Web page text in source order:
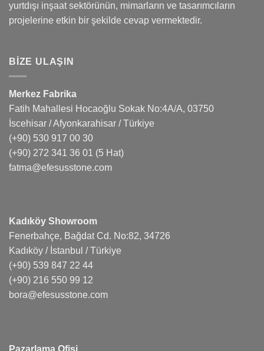
yurtdışı inşaat sektörünün, mimarların ve tasarımcıların
projelerine etkin bir şekilde cevap vermektedir.
BIZE ULAŞIN
Merkez Fabrika
Fatih Mahallesi Hocaoğlu Sokak No:4A/A, 03750
İscehisar / Afyonkarahisar / Türkiye
(+90) 530 917 00 30
(+90) 272 341 36 01 (5 Hat)
fatma@efesusstone.com
Kadıköy Showroom
Fenerbahçe, Bağdat Cd. No:82, 34726
Kadıköy / İstanbul / Türkiye
(+90) 539 847 22 44
(+90) 216 550 99 12
bora@efesusstone.com
Pazarlama Ofisi